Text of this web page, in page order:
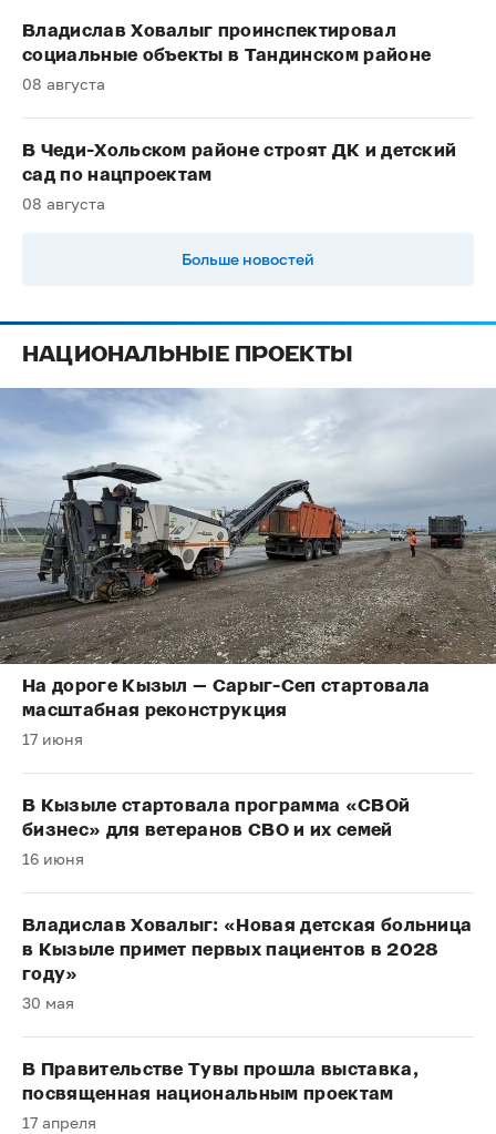
Владислав Ховалыг проинспектировал
социальные объекты в Тандинском районе
08 августа
В Чеди-Хольском районе строят ДК и детский
сад по нацпроектам
08 августа
Больше новостей
НАЦИОНАЛЬНЫЕ ПРОЕКТЫ
На дороге Кызыл — Сарыг-Сеп стартовала
масштабная реконструкция
17 июня
В Кызыле стартовала программа «СВОй
бизнес» для ветеранов СВО и их семей
16 июня
Владислав Ховалыг: «Новая детская больница
в Кызыле примет первых пациентов в 2028
году»
30 мая
В Правительстве Тувы прошла выставка,
посвященная национальным проектам
17 апреля